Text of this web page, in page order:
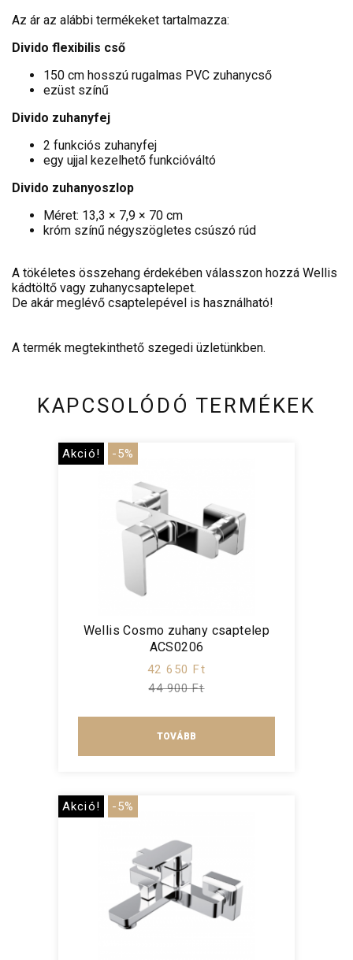
Az ár az alábbi termékeket tartalmazza:
Divido flexibilis cső
150 cm hosszú rugalmas PVC zuhanycső
ezüst színű
Divido zuhanyfej
2 funkciós zuhanyfej
egy ujjal kezelhető funkcióváltó
Divido zuhanyoszlop
Méret: 13,3 × 7,9 × 70 cm
króm színű négyszögletes csúszó rúd
A tökéletes összehang érdekében válasszon hozzá Wellis
kádtöltő vagy zuhanycsaptelepet.
De akár meglévő csaptelepével is használható!
A termék megtekinthető szegedi üzletünkben.
KAPCSOLÓDÓ TERMÉKEK
Akció! -5%
Wellis Cosmo zuhany csaptelep
ACS0206
42 650 Ft
44 900 Ft
TOVÁBB
Akció! -5%